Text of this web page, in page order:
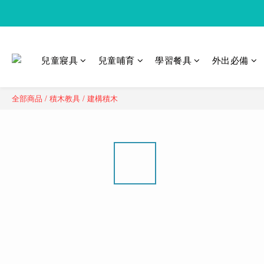
兒童寢具 兒童哺育 學習餐具 外出必備
全部商品 / 積木教具 / 建構積木